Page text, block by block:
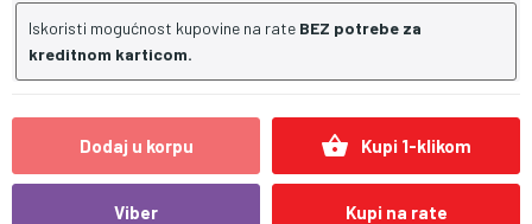
Iskoristi mogućnost kupovine na rate BEZ potrebe za
kreditnom karticom.
Dodaj u korpu shopping_basket Kupi 1-klikom
Viber Kupi na rate